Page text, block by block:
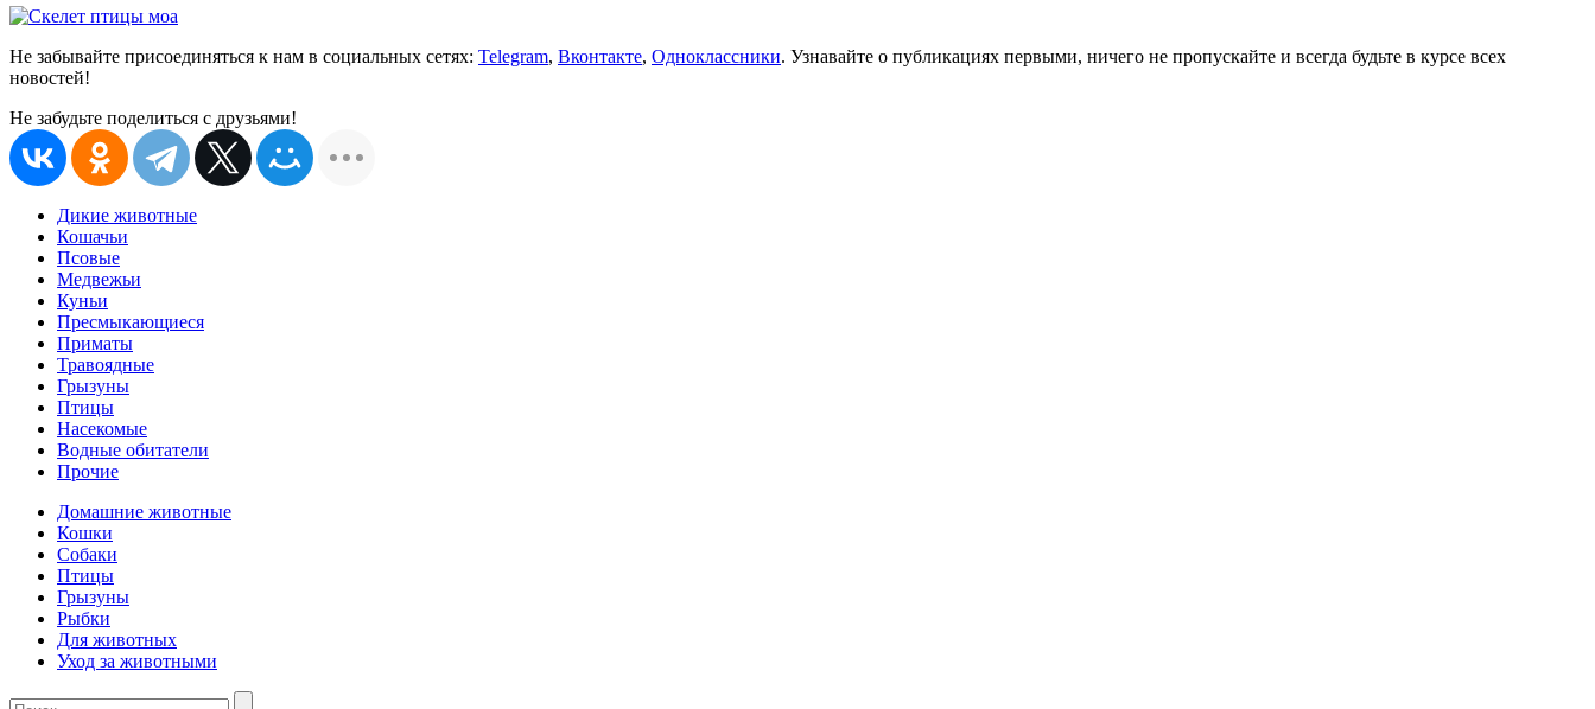
Не забывайте присоединяться к нам в социальных сетях: Telegram, Вконтакте, Одноклассники. Узнавайте о публикациях первыми, ничего не пропускайте и всегда будьте в курсе всех
новостей!
Не забудьте поделиться с друзьями!
Дикие животные
Кошачьи
Псовые
Медвежьи
Куньи
Пресмыкающиеся
Приматы
Травоядные
Грызуны
Птицы
Насекомые
Водные обитатели
Прочие
Домашние животные
Кошки
Собаки
Птицы
Грызуны
Рыбки
Для животных
Уход за животными